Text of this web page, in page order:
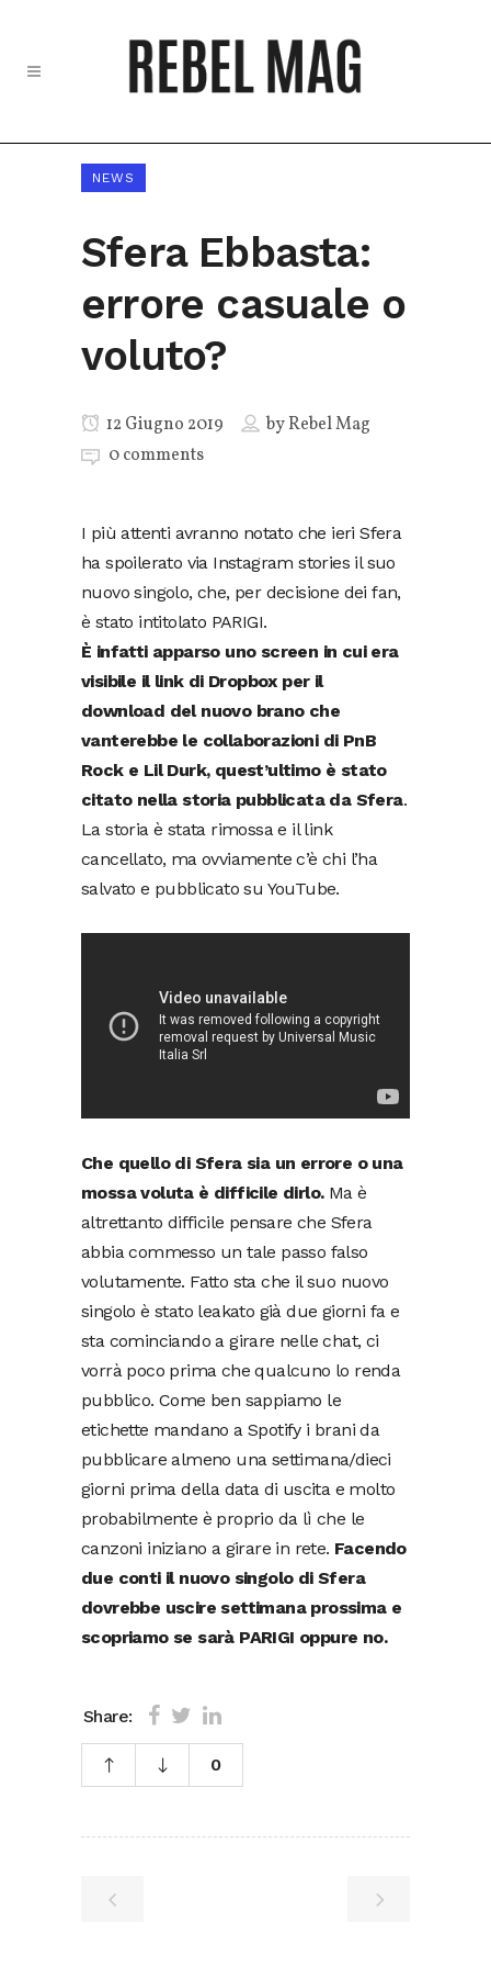
NEWS
Sfera Ebbasta:
errore casuale o
voluto?
12 Giugno 2019 byRebel Mag
0 comments
I più attenti avranno notato che ieri Sfera
ha spoilerato via Instagram stories il suo
nuovo singolo, che, per decisione dei fan,
è stato intitolato PARIGI.
È infatti apparso uno screen in cui era
visibile il link di Dropbox per il
download del nuovo brano che
vanterebbe le collaborazioni di PnB
Rock e Lil Durk, quest’ultimo è stato
citato nella storia pubblicata da Sfera.
La storia è stata rimossa e il link
cancellato, ma ovviamente c’è chi l’ha
salvato e pubblicato su YouTube.
Che quello di Sfera sia un errore o una
mossa voluta è difficile dirlo.Ma è
altrettanto difficile pensare che Sfera
abbia commesso un tale passo falso
volutamente. Fatto sta che il suo nuovo
singolo è stato leakato già due giorni fa e
sta cominciando a girare nelle chat, ci
vorrà poco prima che qualcuno lo renda
pubblico. Come ben sappiamo le
etichette mandano a Spotify i brani da
pubblicare almeno una settimana/dieci
giorni prima della data di uscita e molto
probabilmente è proprio da lì che le
canzoni iniziano a girare in rete. Facendo
due conti il nuovo singolo di Sfera
dovrebbe uscire settimana prossima e
scopriamo se sarà PARIGI oppure no.
Share:
0